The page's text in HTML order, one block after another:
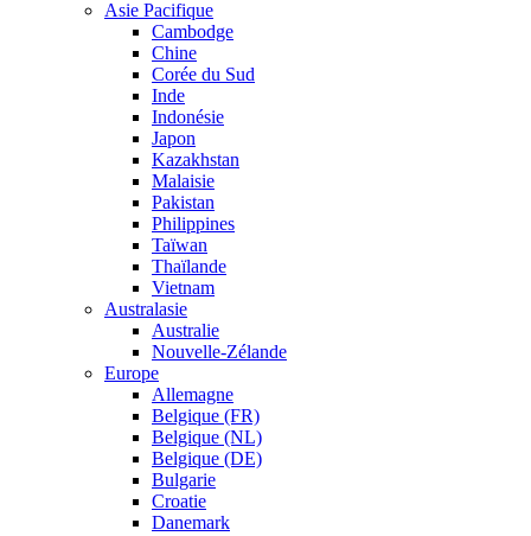
Asie Pacifique
Cambodge
Chine
Corée du Sud
Inde
Indonésie
Japon
Kazakhstan
Malaisie
Pakistan
Philippines
Taïwan
Thaïlande
Vietnam
Australasie
Australie
Nouvelle-Zélande
Europe
Allemagne
Belgique (FR)
Belgique (NL)
Belgique (DE)
Bulgarie
Croatie
Danemark